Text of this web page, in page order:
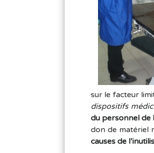
sur le facteur
dispositifs
du personnel de
don de matériel
causes de